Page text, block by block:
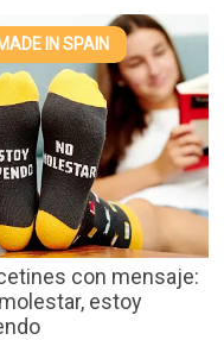
IN SPAIN
con mensaje:
estoy